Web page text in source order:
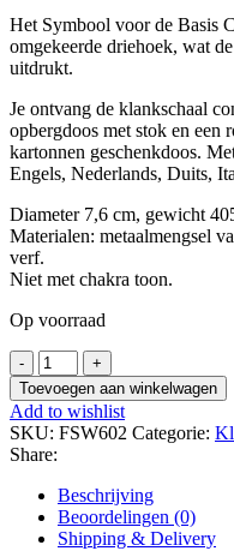
Het Symbool voor de Basis
omgekeerde driehoek, wat
uitdrukt.
Je ontvang de klankschaal
opbergdoos met stok en een
kartonnen geschenkdoos.
Engels, Nederlands, Duits,
Diameter 7,6 cm, gewicht
Materialen: metaalmengsel
verf.
Niet met chakra toon.
Op voorraad
Chakra
klankschaal
basis
chakra
met
stok
en
kussen
aantal
Toevoegen aan winkelwagen
Add to wishlist
SKU: FSW602 Categorie:
Share:
Beschrijving
Beoordelingen (0)
Shipping & Delivery